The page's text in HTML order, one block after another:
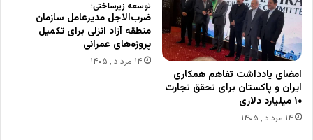
امضای یادداشت تفاهم همکاری
ایران و پاکستان برای تحقق تجارت
۱۰ میلیارد دلاری
۱۴ مرداد , ۱۴۰۵
توسعه زیرساختی؛
ضرب‌الاجل مدیرعامل سازمان
منطقه آزاد انزلی برای تکمیل
پروژه‌های عمرانی
۱۴ مرداد , ۱۴۰۵